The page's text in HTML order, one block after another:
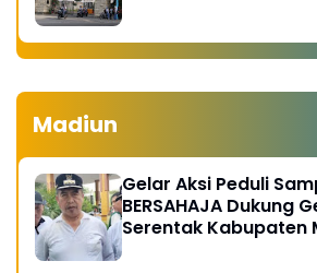
Madiun
Gelar Aksi Peduli
BERSAHAJA Dukung
Serentak Kabupaten